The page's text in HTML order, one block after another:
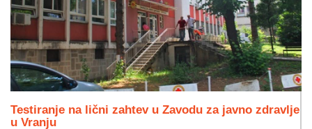
Testiranje na lični zahtev u Zavodu za javno zdravlje
u Vranju